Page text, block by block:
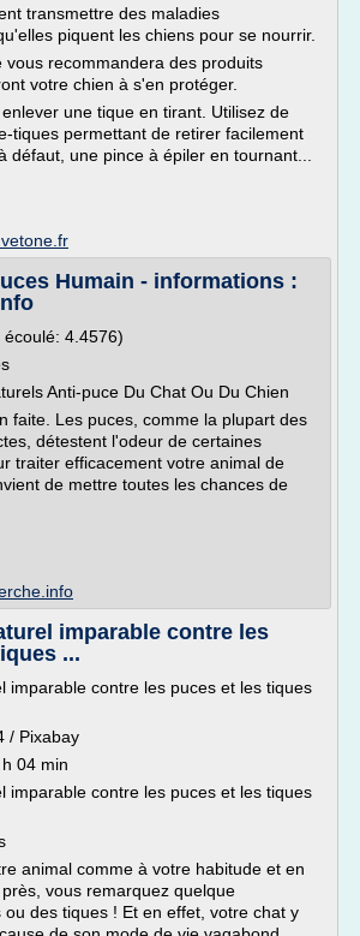
transmettre des maladies
piquent les chiens pour se nourrir.
vous recommandera des produits
votre chien à s'en protéger.
une tique en tirant. Utilisez de
tiques permettant de retirer facilement
défaut, une pince à épiler en tournant...
Humain - informations :
écoulé: 4.4576)
Anti-puce Du Chat Ou Du Chien
faite. Les puces, comme la plupart des
détestent l'odeur de certaines
traiter efficacement votre animal de
de mettre toutes les chances de
imparable contre les
...
imparable contre les puces et les tiques
/ Pixabay
04 min
imparable contre les puces et les tiques
animal comme à votre habitude et en
vous remarquez quelque
des tiques ! Et en effet, votre chat y